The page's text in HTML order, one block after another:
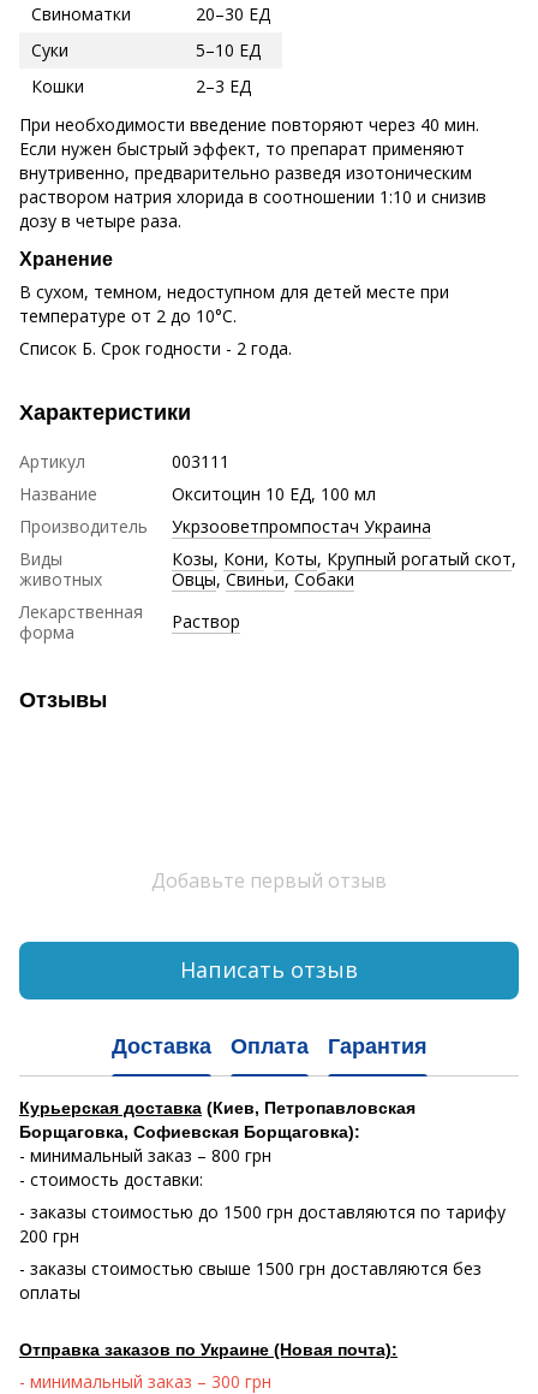
Свиноматки
20–30 ЕД
Суки
5–10 ЕД
Кошки
2–3 ЕД
При необходимости введение повторяют через 40 мин.
Если нужен быстрый эффект, то препарат применяют
внутривенно, предварительно разведя изотоническим
раствором натрия хлорида в соотношении 1:10 и снизив
дозу в четыре раза.
Хранение
В сухом, темном, недоступном для детей месте при
температуре от 2 до 10°С.
Список Б. Срок годности - 2 года.
Характеристики
Артикул
003111
Название
Окситоцин 10 ЕД, 100 мл
Производитель
Укрзооветпромпостач Украина
Виды
животных
Козы, Кони, Коты, Крупный рогатый скот,
Овцы,Свиньи,Собаки
Лекарственная
форма
Раствор
Отзывы
Добавьте первый отзыв
Написать отзыв
Доставка Оплата Гарантия
Курьерская доставка (Киев, Петропавловская
Борщаговка, Софиевская Борщаговка):
- минимальный заказ – 800 грн
- стоимость доставки:
- заказы стоимостью до 1500 грн доставляются по тарифу
200 грн
- заказы стоимостью свыше 1500 грн доставляются без
оплаты
Отправка заказов по Украине (Новая почта):
- минимальный заказ – 300 грн